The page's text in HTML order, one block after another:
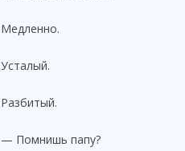
Медленно.
Усталый.
Разбитый.
— Помнишь папу?